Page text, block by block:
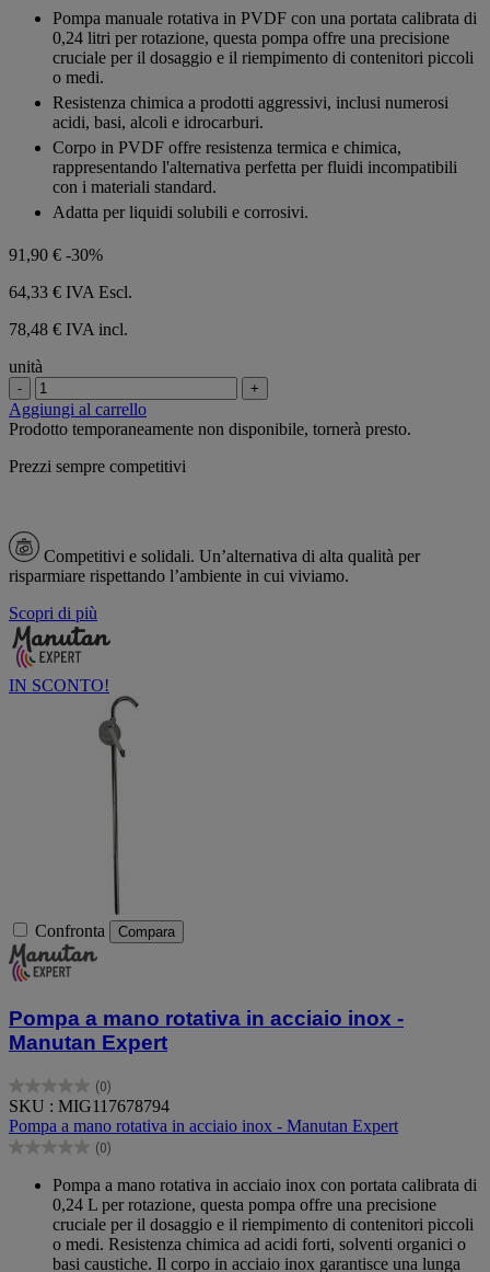
Pompa manuale rotativa in PVDF con una portata calibrata di
0,24 litri per rotazione, questa pompa offre una precisione
cruciale per il dosaggio e il riempimento di contenitori piccoli
o medi.
Resistenza chimica a prodotti aggressivi, inclusi numerosi
acidi, basi, alcoli e idrocarburi.
Corpo in PVDF offre resistenza termica e chimica,
rappresentando l'alternativa perfetta per fluidi incompatibili
con i materiali standard.
Adatta per liquidi solubili e corrosivi.
91,90 € -30%
64,33 € IVA Escl.
78,48 € IVA incl.
unità
- +
Aggiungi al carrello
Prodotto temporaneamente non disponibile, tornerà presto.
Prezzi sempre competitivi
Competitivi e solidali. Un’alternativa di alta qualità per
risparmiare rispettando l’ambiente in cui viviamo.
Scopri di più
IN SCONTO!
Confronta Compara
Pompa a mano rotativa in acciaio inox -
Manutan Expert
(0)
0.0
su
5
stelle.
SKU : MIG117678794
Pompa a mano rotativa in acciaio inox - Manutan Expert
(0)
0.0
Pompa a mano rotativa in acciaio inox con portata calibrata di
0,24 L per rotazione, questa pompa offre una precisione
cruciale per il dosaggio e il riempimento di contenitori piccoli
o medi. Resistenza chimica ad acidi forti, solventi organici o
basi caustiche. Il corpo in acciaio inox garantisce una lunga